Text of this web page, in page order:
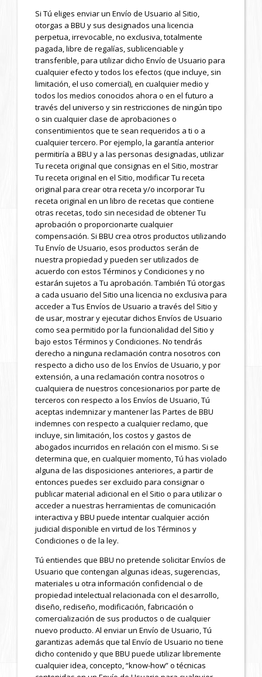
Si Tú eliges enviar un Envío de Usuario al Sitio,
otorgas a BBU y sus designados una licencia
perpetua, irrevocable, no exclusiva, totalmente
pagada, libre de regalías, sublicenciable y
transferible, para utilizar dicho Envío de Usuario para
cualquier efecto y todos los efectos (que incluye, sin
limitación, el uso comercial), en cualquier medio y
todos los medios conocidos ahora o en el futuro a
través del universo y sin restricciones de ningún tipo
o sin cualquier clase de aprobaciones o
consentimientos que te sean requeridos a ti o a
cualquier tercero. Por ejemplo, la garantía anterior
permitiría a BBU y a las personas designadas, utilizar
Tu receta original que consignas en el Sitio, mostrar
Tu receta original en el Sitio, modificar Tu receta
original para crear otra receta y/o incorporar Tu
receta original en un libro de recetas que contiene
otras recetas, todo sin necesidad de obtener Tu
aprobación o proporcionarte cualquier
compensación. Si BBU crea otros productos utilizando
Tu Envío de Usuario, esos productos serán de
nuestra propiedad y pueden ser utilizados de
acuerdo con estos Términos y Condiciones y no
estarán sujetos a Tu aprobación. También Tú otorgas
a cada usuario del Sitio una licencia no exclusiva para
acceder a Tus Envíos de Usuario a través del Sitio y
de usar, mostrar y ejecutar dichos Envíos de Usuario
como sea permitido por la funcionalidad del Sitio y
bajo estos Términos y Condiciones. No tendrás
derecho a ninguna reclamación contra nosotros con
respecto a dicho uso de los Envíos de Usuario, y por
extensión, a una reclamación contra nosotros o
cualquiera de nuestros concesionarios por parte de
terceros con respecto a los Envíos de Usuario, Tú
aceptas indemnizar y mantener las Partes de BBU
indemnes con respecto a cualquier reclamo, que
incluye, sin limitación, los costos y gastos de
abogados incurridos en relación con el mismo. Si se
determina que, en cualquier momento, Tú has violado
alguna de las disposiciones anteriores, a partir de
entonces puedes ser excluido para consignar o
publicar material adicional en el Sitio o para utilizar o
acceder a nuestras herramientas de comunicación
interactiva y BBU puede intentar cualquier acción
judicial disponible en virtud de los Términos y
Condiciones o de la ley.
Tú entiendes que BBU no pretende solicitar Envíos de
Usuario que contengan algunas ideas, sugerencias,
materiales u otra información confidencial o de
propiedad intelectual relacionada con el desarrollo,
diseño, rediseño, modificación, fabricación o
comercialización de sus productos o de cualquier
nuevo producto. Al enviar un Envío de Usuario, Tú
garantizas además que tal Envío de Usuario no tiene
dicho contenido y que BBU puede utilizar libremente
cualquier idea, concepto, “know-how” o técnicas